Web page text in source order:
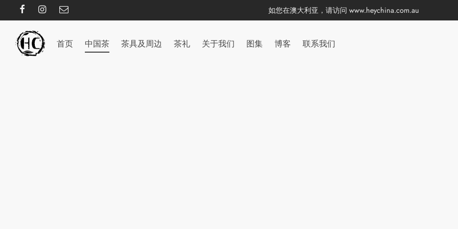
如您在澳大利亚，请访问 www.heychina.com.au
首页 中国茶 茶具及周边 茶礼 关于我们 图集 博客 联系我们